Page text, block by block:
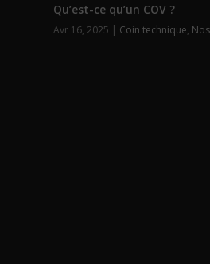
Qu’est-ce qu’un COV ?
Avr 16, 2025 | Coin technique,